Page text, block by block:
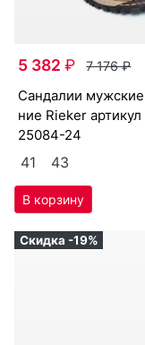
5 382₽ 7 176₽
сан­да­лии мужс­кие лет­
ние Ri­eker артикул
25084-24
41 43
Скидка -19%